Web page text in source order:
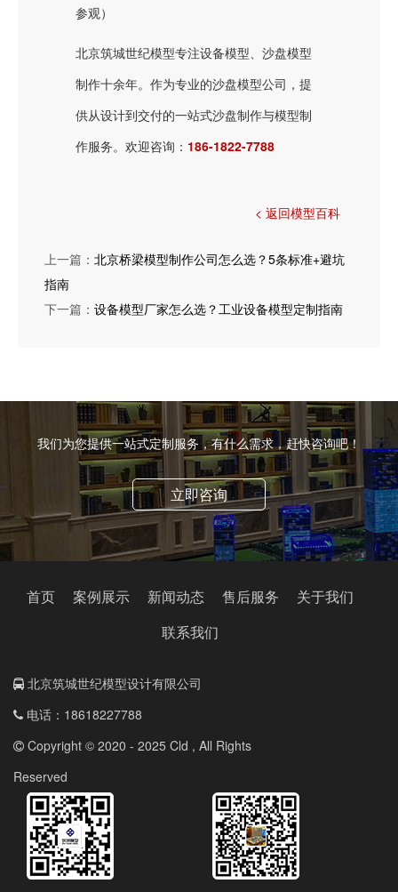
参观）
北京筑城世纪模型专注设备模型、沙盘模型
制作十余年。作为专业的沙盘模型公司，提
供从设计到交付的一站式沙盘制作与模型制
作服务。欢迎咨询： 186-1822-7788
< 返回模型百科
上一篇： 北京桥梁模型制作公司怎么选？5条标准+避坑
指南
下一篇： 设备模型厂家怎么选？工业设备模型定制指南
我们为您提供一站式定制服务，有什么需求，赶快咨询吧！
立即咨询
首页 案例展示 新闻动态 售后服务
关于我们
联系我们
北京筑城世纪模型设计有限公司
电话：18618227788
Copyright © 2020 - 2025 Cld , All Rights
Reserved